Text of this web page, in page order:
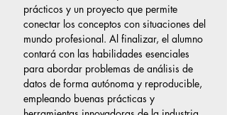
prácticos y un proyecto que permite
conectar los conceptos con situaciones del
mundo profesional. Al finalizar, el alumno
contará con las habilidades esenciales
para abordar problemas de análisis de
datos de forma autónoma y reproducible,
empleando buenas prácticas y